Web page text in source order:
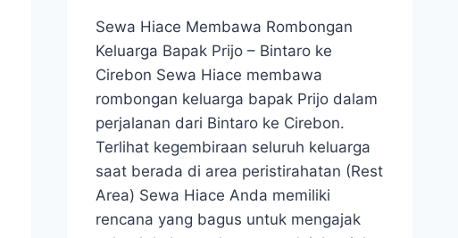
Sewa Hiace Membawa Rombongan
Keluarga Bapak Prijo – Bintaro ke
Cirebon Sewa Hiace membawa
rombongan keluarga bapak Prijo dalam
perjalanan dari Bintaro ke Cirebon.
Terlihat kegembiraan seluruh keluarga
saat berada di area peristirahatan (Rest
Area) Sewa Hiace Anda memiliki
rencana yang bagus untuk mengajak